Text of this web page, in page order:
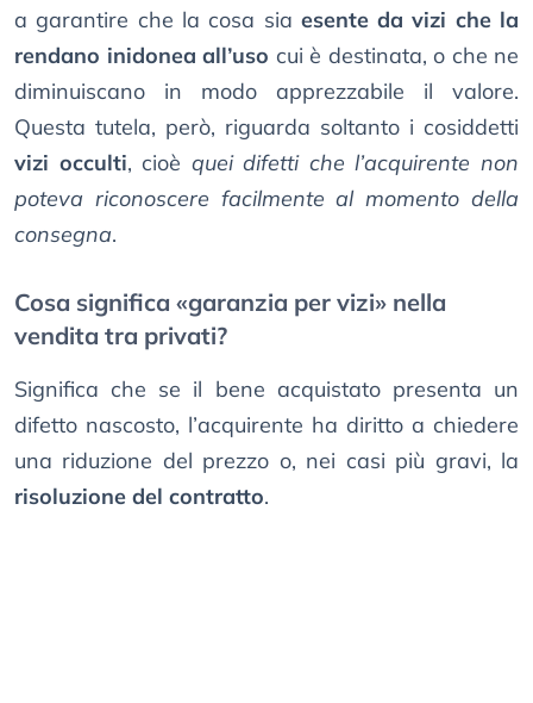
a garantire che la cosa sia esente da vizi che la
rendano inidonea all’uso cui è destinata, o che ne
diminuiscano in modo apprezzabile il valore.
Questa tutela, però, riguarda soltanto i cosiddetti
vizi occulti, cioè quei difetti che l’acquirente non
poteva riconoscere facilmente al momento della
consegna.
Cosa significa «garanzia per vizi» nella
vendita tra privati?
Significa che se il bene acquistato presenta un
difetto nascosto, l’acquirente ha diritto a chiedere
una riduzione del prezzo o, nei casi più gravi, la
risoluzione del contratto.